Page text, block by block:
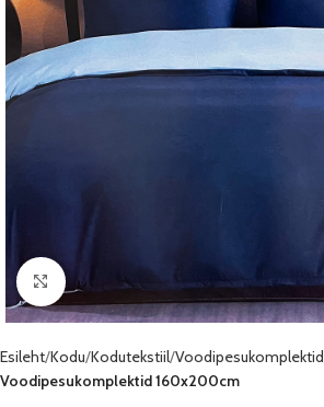
Vaata pilti
Esileht Kodu Kodutekstiil Voodipesukomplektid
Voodipesukomplektid 160x200cm